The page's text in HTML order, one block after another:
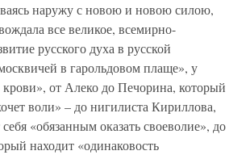
наружу с новою и новою силою,
все великое, всемирно-
русского духа в русской
в гарольдовом плаще», у
от Алеко до Печорина, который
воли» – до нигилиста Кириллова,
«обязанным оказать своеволие», до
находит «одинаковость